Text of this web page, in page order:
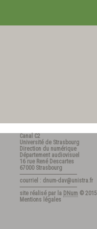
Canal C2
Université de Strasbourg
Direction du numérique
Département audiovisuel
16 rue René Descartes
67000 Strasbourg
---------------------------------------
courriel : dnum-dav@unistra.fr
---------------------------------------
site réalisé par la DNum © 2015
Mentions légales